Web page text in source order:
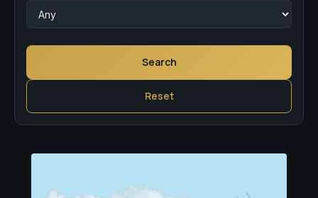
Search
Reset